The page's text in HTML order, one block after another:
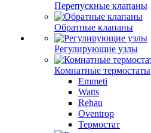
Перепускные клапаны
Обратные клапаны
Регулирующие узлы
Комнатные термостаты
Emmeti
Watts
Rehau
Oventrop
Термостат